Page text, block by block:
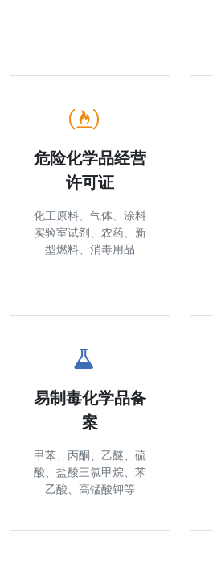
危险化学品经营
许可证
化工原料、气体、涂料
实验室试剂、农药、新
型燃料、消毒用品
易制毒化学品备
案
甲苯、丙酮、乙醚、硫
酸、盐酸三氯甲烷、苯
乙酸、高锰酸钾等